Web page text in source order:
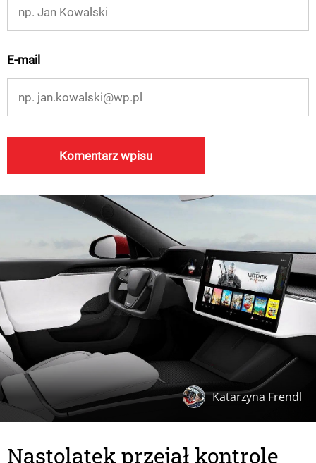
E-mail
Katarzyna Frendl
Nastolatek przejął kontrolę